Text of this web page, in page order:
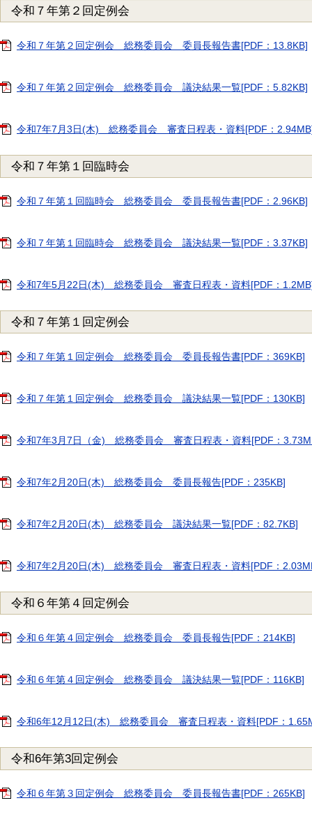
令和７年第２回定例会
令和７年第２回定例会 総務委員会 委員長報告書[PDF：13.8KB]
令和７年第２回定例会 総務委員会 議決結果一覧[PDF：5.82KB]
令和7年7月3日(木) 総務委員会 審査日程表・資料[PDF：
令和７年第１回臨時会
令和７年第１回臨時会 総務委員会 委員長報告書[PDF：2.96KB]
令和７年第１回臨時会 総務委員会 議決結果一覧[PDF：3.37KB]
令和7年5月22日(木) 総務委員会 審査日程表・資料[PDF：
令和７年第１回定例会
令和７年第１回定例会 総務委員会 委員長報告書[PDF：369KB]
令和７年第１回定例会 総務委員会 議決結果一覧[PDF：130KB]
令和7年3月7日（金) 総務委員会 審査日程表・資料[PDF：
令和7年2月20日(木) 総務委員会 委員長報告[PDF：235KB]
令和7年2月20日(木) 総務委員会 議決結果一覧[PDF：82.7KB]
令和7年2月20日(木) 総務委員会 審査日程表・資料[PDF：
令和６年第４回定例会
令和６年第４回定例会 総務委員会 委員長報告[PDF：214KB]
令和６年第４回定例会 総務委員会 議決結果一覧[PDF：116KB]
令和6年12月12日(木) 総務委員会 審査日程表・資料[PDF：
令和6年第3回定例会
令和６年第３回定例会 総務委員会 委員長報告書[PDF：265KB]